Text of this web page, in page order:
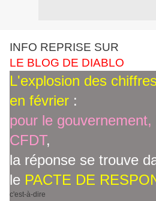
INFO REPRISE SUR
LE BLOG DE DIABLO
L'explosion des
en février :
pour le
CFDT,
la réponse se trouve
le PACTE DE
c'est-à-dire